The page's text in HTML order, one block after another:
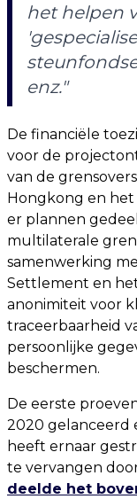
het helpen
enz."
De financiële
voor de
van de
Hongkong en het
er plannen
multilaterale
samenwerking
Settlement en
anonimiteit voor
traceerbaarheid
persoonlijke
beschermen.
De eerste
2020 gelanceerd
heeft ernaar
te vervangen
deelde het